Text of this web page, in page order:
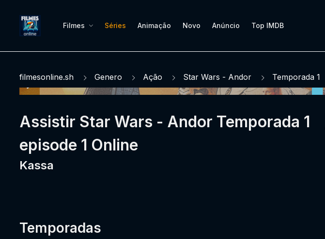
Filmes Séries Animação Novo Anúncio Top IMDB
filmesonline.sh Genero Ação Star Wars - Andor Temporada 1
Assistir Star Wars - Andor Temporada 1
episode 1 Online
Kassa
Temporadas